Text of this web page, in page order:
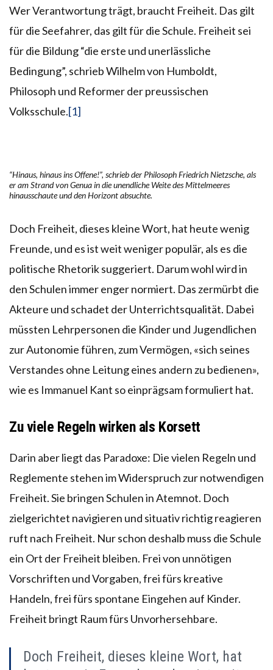
Wer Verantwortung trägt, braucht Freiheit. Das gilt
für die Seefahrer, das gilt für die Schule. Freiheit sei
für die Bildung “die erste und unerlässliche
Bedingung”, schrieb Wilhelm von Humboldt,
Philosoph und Reformer der preussischen
Volksschule.[1]
“Hinaus, hinaus ins Offene!”, schrieb der Philosoph Friedrich Nietzsche, als
er am Strand von Genua in die unendliche Weite des Mittelmeeres
hinausschaute und den Horizont absuchte.
Doch Freiheit, dieses kleine Wort, hat heute wenig
Freunde, und es ist weit weniger populär, als es die
politische Rhetorik suggeriert. Darum wohl wird in
den Schulen immer enger normiert. Das zermürbt die
Akteure und schadet der Unterrichtsqualität. Dabei
müssten Lehrpersonen die Kinder und Jugendlichen
zur Autonomie führen, zum Vermögen, «sich seines
Verstandes ohne Leitung eines andern zu bedienen»,
wie es Immanuel Kant so einprägsam formuliert hat.
Zu viele Regeln wirken als Korsett
Darin aber liegt das Paradoxe: Die vielen Regeln und
Reglemente stehen im Widerspruch zur notwendigen
Freiheit. Sie bringen Schulen in Atemnot. Doch
zielgerichtet navigieren und situativ richtig reagieren
ruft nach Freiheit. Nur schon deshalb muss die Schule
ein Ort der Freiheit bleiben. Frei von unnötigen
Vorschriften und Vorgaben, frei fürs kreative
Handeln, frei fürs spontane Eingehen auf Kinder.
Freiheit bringt Raum fürs Unvorhersehbare.
Doch Freiheit, dieses kleine Wort, hat